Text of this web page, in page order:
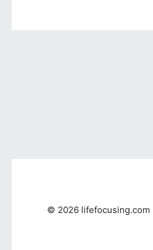
© 2026 lifefocusing.com